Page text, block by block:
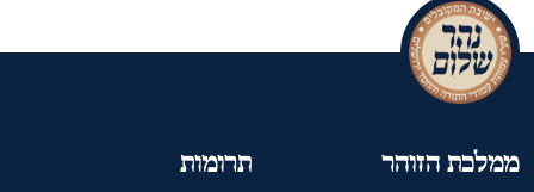
תרומות ממלכת הזוהר